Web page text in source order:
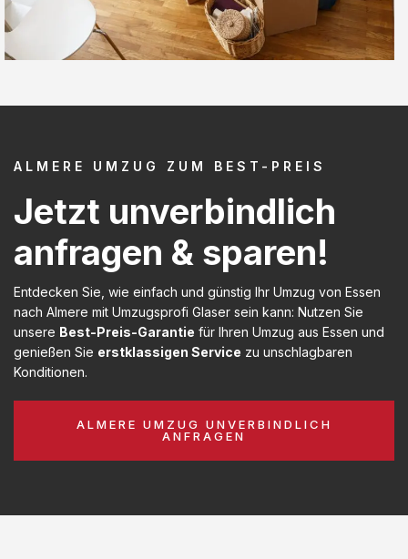
ALMERE UMZUG ZUM BEST-PREIS
Jetzt unverbindlich
anfragen & sparen!
Entdecken Sie, wie einfach und günstig Ihr Umzug von Essen
nach Almere mit Umzugsprofi Glaser sein kann: Nutzen Sie
unsere Best-Preis-Garantie für Ihren Umzug aus Essen und
genießen Sie erstklassigen Service zu unschlagbaren
Konditionen.
ALMERE UMZUG UNVERBINDLICH
ANFRAGEN